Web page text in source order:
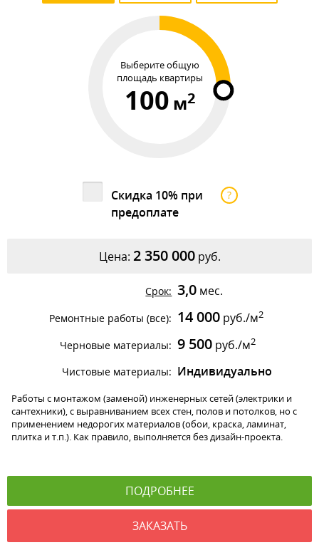
Выберите общую
площадь квартиры
100 м2
Скидка 10% при
предоплате
?
Цена: 2 350 000руб.
Срок: 3,0 мес.
Ремонтные работы (все): 14 000 руб./м2
Черновые материалы: 9 500 руб./м2
Чистовые материалы: Индивидуально
Работы с монтажом (заменой) инженерных сетей (электрики и
сантехники), с выравниванием всех стен, полов и потолков, но с
применением недорогих материалов (обои, краска, ламинат,
плитка и т.п.). Как правило, выполняется без дизайн-проекта.
ПОДРОБНЕЕ
ЗАКАЗАТЬ